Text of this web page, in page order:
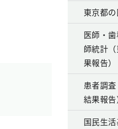
東京都
医師・
師統計
果報告）
患者調
結果報告
国民生